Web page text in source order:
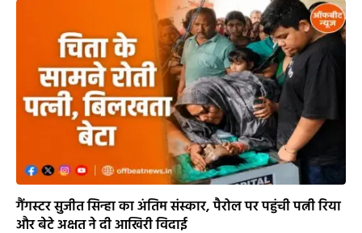
गैंगस्टर सुजीत सिन्हा का अंतिम संस्कार, पैरोल पर पहुंची पत्नी रिया
और बेटे अक्षत ने दी आखिरी विदाई